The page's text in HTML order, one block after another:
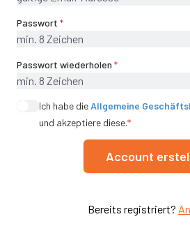
Passwort *
Passwort wiederholen *
Ich habe die Allgemeine
und akzeptiere diese.*
Account
Bereits registriert?